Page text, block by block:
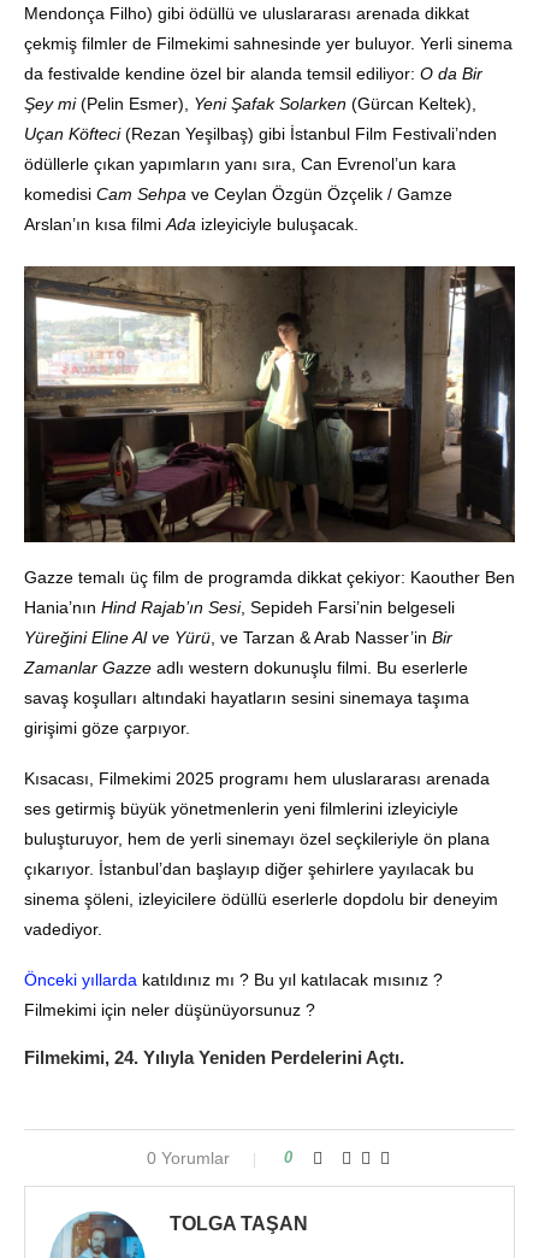
Mendonça Filho) gibi ödüllü ve uluslararası arenada dikkat
çekmiş filmler de Filmekimi sahnesinde yer buluyor. Yerli sinema
da festivalde kendine özel bir alanda temsil ediliyor: O da Bir
Şey mi(Pelin Esmer), Yeni Şafak Solarken (Gürcan Keltek),
Uçan Köfteci(Rezan Yeşilbaş) gibi İstanbul Film Festivali’nden
ödüllerle çıkan yapımların yanı sıra, Can Evrenol’un kara
komedisi Cam Sehpa ve Ceylan Özgün Özçelik / Gamze
Arslan’ın kısa filmi Ada izleyiciyle buluşacak.
Gazze temalı üç film de programda dikkat çekiyor: Kaouther Ben
Hania’nın Hind Rajab’ın Sesi, Sepideh Farsi’nin belgeseli
Yüreğini Eline Al ve Yürü , ve Tarzan & Arab Nasser’in Bir
Zamanlar Gazze adlı western dokunuşlu filmi. Bu eserlerle
savaş koşulları altındaki hayatların sesini sinemaya taşıma
girişimi göze çarpıyor.
Kısacası, Filmekimi 2025 programı hem uluslararası arenada
ses getirmiş büyük yönetmenlerin yeni filmlerini izleyiciyle
buluşturuyor, hem de yerli sinemayı özel seçkileriyle ön plana
çıkarıyor. İstanbul’dan başlayıp diğer şehirlere yayılacak bu
sinema şöleni, izleyicilere ödüllü eserlerle dopdolu bir deneyim
vadediyor.
Önceki yıllarda katıldınız mı ? Bu yıl katılacak mısınız ?
Filmekimi için neler düşünüyorsunuz ?
Filmekimi, 24. Yılıyla Yeniden Perdelerini Açtı.
0 Yorumlar 0
TOLGA TAŞAN